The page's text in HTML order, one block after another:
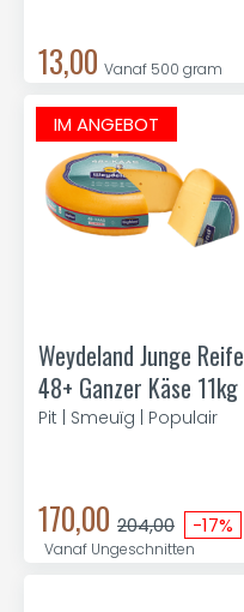
13,00 Vanaf 500 gram
IM ANGEBOT
Weydeland Junge Reife
48+ Ganzer Käse 11kg
Pit | Smeuïg | Populair
170,00 204,00 -17%
Vanaf Ungeschnitten